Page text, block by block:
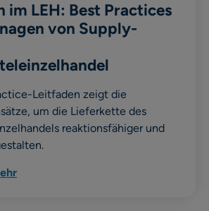
im LEH: Best Practices
von Supply-
Leitfaden zeigt die
um die Lieferkette des
reaktionsfähiger und